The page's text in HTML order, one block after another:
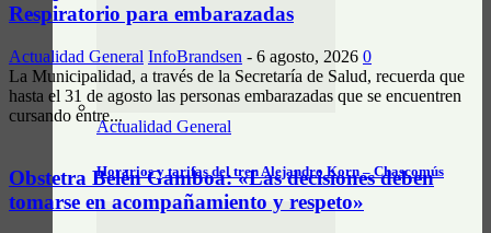
Actualidad General
Horarios y tarifas del tren Alejandro Korn – Chascomús
Respiratorio para embarazadas
Actualidad General InfoBrandsen - 6 agosto, 2026 0
La Municipalidad, a través de la Secretaría de Salud, recuerda que
hasta el 31 de agosto las personas embarazadas que se encuentren
cursando entre...
Obstetra Belén Gamboa: «Las decisiones deben
tomarse en acompañamiento y respeto»